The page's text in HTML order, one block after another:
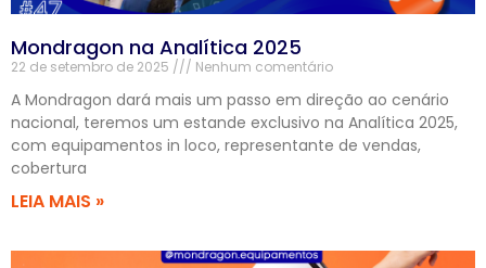
Mondragon na Analítica 2025
22 de setembro de 2025 Nenhum comentário
A Mondragon dará mais um passo em direção ao cenário
nacional, teremos um estande exclusivo na Analítica 2025,
com equipamentos in loco, representante de vendas,
cobertura
LEIA MAIS »